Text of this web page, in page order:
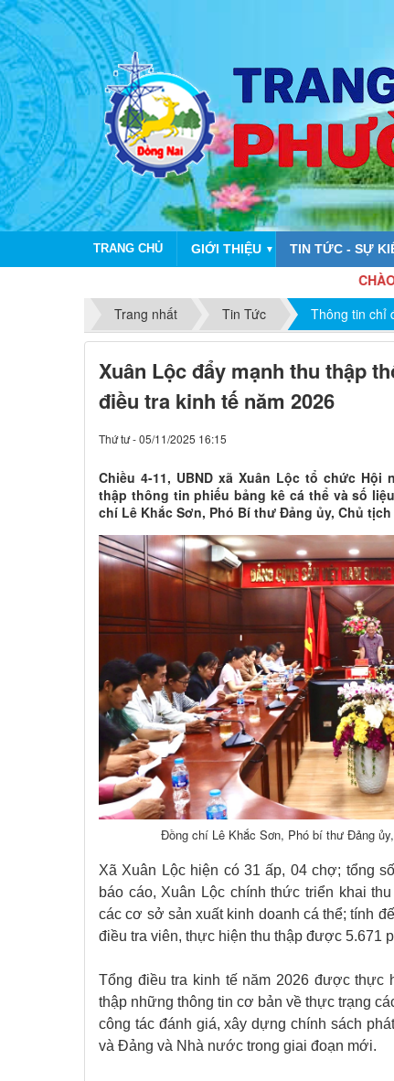
TRANG CHỦ GIỚI THIỆU ▼ TIN TỨC - SỰ
CHÀO MỪNG
Trang nhất
Tin Tức Thông tin chỉ
Xuân Lộc đẩy mạnh thu thập
điều tra kinh tế năm 2026
Thứ tư - 05/11/2025 16:15
Chiều 4-11, UBND xã Xuân Lộc tổ chức
thập thông tin phiếu bảng kê cá thể và số
chí Lê Khắc Sơn, Phó Bí thư Đảng ủy, Chủ
Đồng chí Lê Khắc Sơn, Phó bí thư Đảng
Xã Xuân Lộc hiện có 31 ấp, 04 chợ; tổng
báo cáo, Xuân Lộc chính thức triển khai
các cơ sở sản xuất kinh doanh cá thể; tính
điều tra viên, thực hiện thu thập được 5.671
Tổng điều tra kinh tế năm 2026 được thực
thập những thông tin cơ bản về thực trạng
công tác đánh giá, xây dựng chính sách
và Đảng và Nhà nước trong giai đoạn mới.